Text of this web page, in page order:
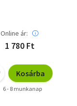
Online ár:
1 780 Ft
Kosárba
6 - 8 munkanap